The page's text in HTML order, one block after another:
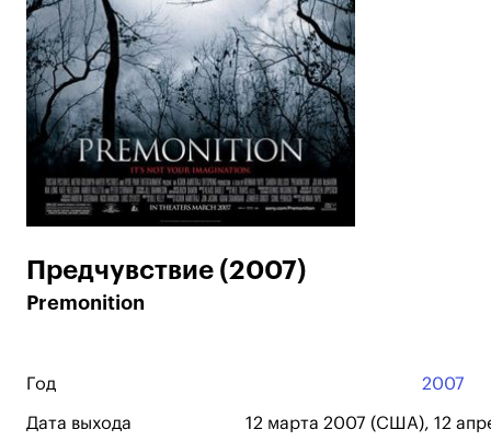
Предчувствие (2007)
Premonition
Год 2007
Дата выхода 12 марта 2007 (США), 12